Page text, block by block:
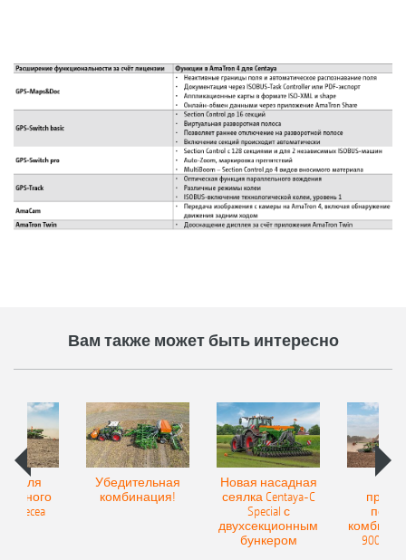
Вам также может быть интересно
для
точного
Precea
Убедительная
комбинация!
Новая насадная
сеялка Centaya-C
Special с
двухсекционным
бункером
9004-